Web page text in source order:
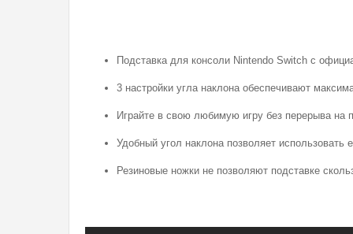
Подставка для консоли Nintendo Switch с
3 настройки угла наклона обеспечивают
Играйте в свою любимую игру без перерыва на
Удобный угол наклона позволяет использовать
Резиновые ножки не позволяют подставке